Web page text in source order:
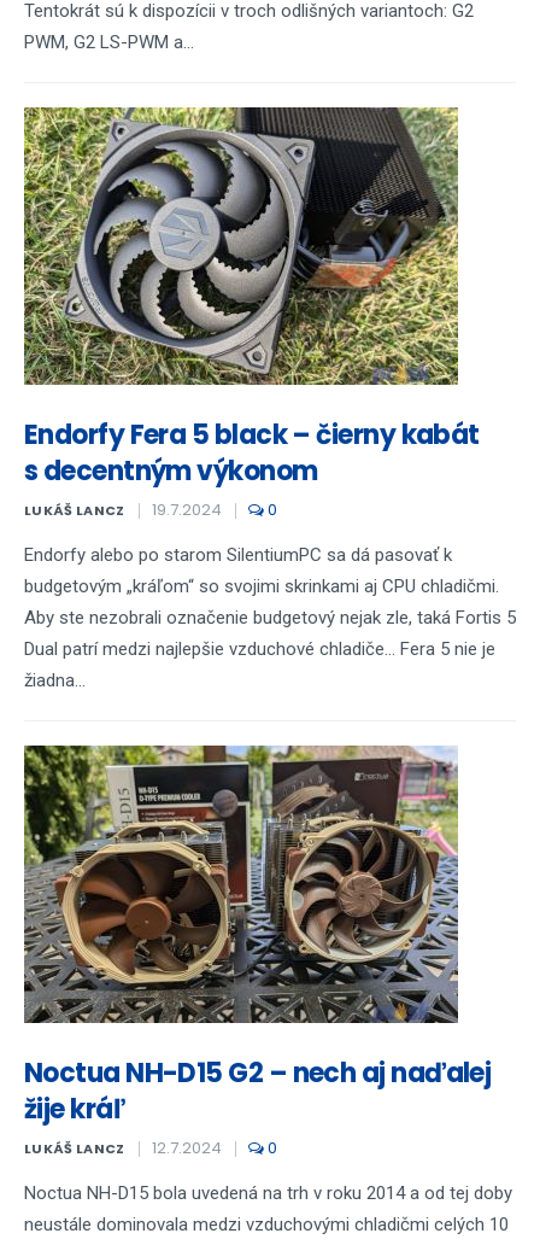
Tentokrát sú k dispozícii v troch odlišných variantoch: G2
PWM, G2 LS-PWM a...
Endorfy Fera 5 black – čierny kabát
s decentným výkonom
LUKÁŠ LANCZ 19.7.2024 0
Endorfy alebo po starom SilentiumPC sa dá pasovať k
budgetovým „kráľom“ so svojimi skrinkami aj CPU chladičmi.
Aby ste nezobrali označenie budgetový nejak zle, taká Fortis 5
Dual patrí medzi najlepšie vzduchové chladiče... Fera 5 nie je
žiadna...
Noctua NH-D15 G2 – nech aj naďalej
žije kráľ
LUKÁŠ LANCZ 12.7.2024 0
Noctua NH-D15 bola uvedená na trh v roku 2014 a od tej doby
neustále dominovala medzi vzduchovými chladičmi celých 10